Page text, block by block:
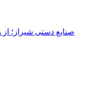
صنایع دستی شیراز؛ از